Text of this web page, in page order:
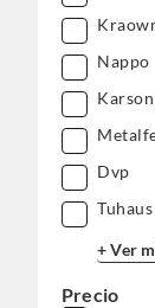
Nappo
Karson
Dvp
Tuhaus
+ Ver
Precio